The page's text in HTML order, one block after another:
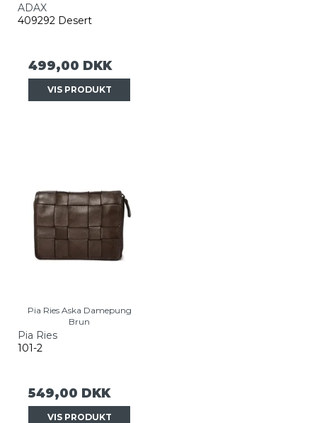
ADAX
409292 Desert
499,00 DKK
VIS PRODUKT
Pia Ries Aska Damepung
Brun
Pia Ries
101-2
549,00 DKK
VIS PRODUKT